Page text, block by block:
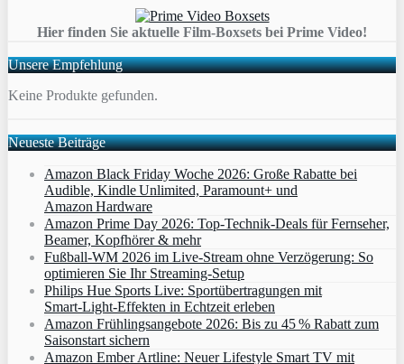
Hier finden Sie aktuelle Film-Boxsets bei Prime Video!
Unsere Empfehlung
Keine Produkte gefunden.
Neueste Beiträge
Amazon Black Friday Woche 2026: Große Rabatte bei
Audible, Kindle Unlimited, Paramount+ und
Amazon Hardware
Amazon Prime Day 2026: Top-Technik-Deals für Fernseher,
Beamer, Kopfhörer & mehr
Fußball-WM 2026 im Live-Stream ohne Verzögerung: So
optimieren Sie Ihr Streaming-Setup
Philips Hue Sports Live: Sportübertragungen mit
Smart‑Light‑Effekten in Echtzeit erleben
Amazon Frühlingsangebote 2026: Bis zu 45 % Rabatt zum
Saisonstart sichern
Amazon Ember Artline: Neuer Lifestyle Smart TV mit